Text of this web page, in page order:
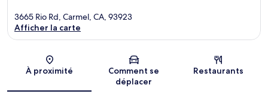
Carte
3665 Rio Rd, Carmel, CA, 93923
Afficher la carte
À proximité
Comment se
déplacer
Restaurants